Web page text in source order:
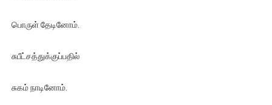
பொருள் தேடினோம்.
சுபீட்சத்துக்குப்பதில்
சுகம் நாடினோம்.